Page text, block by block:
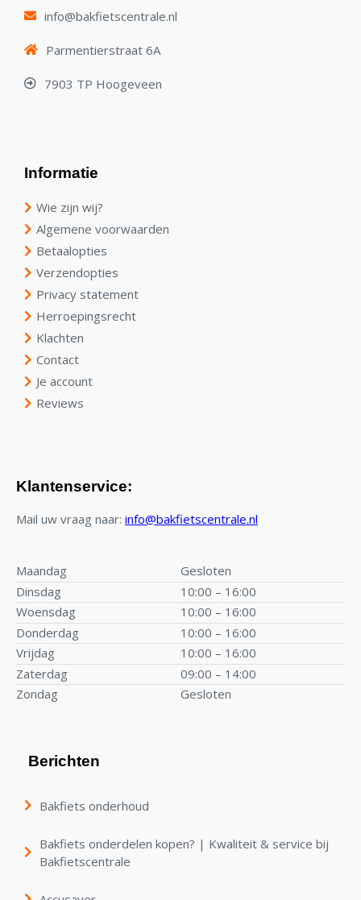
info@bakfietscentrale.nl
Parmentierstraat 6A
7903 TP Hoogeveen
Informatie
Wie zijn wij?
Algemene voorwaarden
Betaalopties
Verzendopties
Privacy statement
Herroepingsrecht
Klachten
Contact
Je account
Reviews
Klantenservice:
Mail uw vraag naar: info@bakfietscentrale.nl
Maandag
Gesloten
Dinsdag
10:00 – 16:00
Woensdag
10:00 – 16:00
Donderdag
10:00 – 16:00
Vrijdag
10:00 – 16:00
Zaterdag
09:00 – 14:00
Zondag
Gesloten
Berichten
Bakfiets onderhoud
Bakfiets onderdelen kopen? | Kwaliteit & service bij
Bakfietscentrale